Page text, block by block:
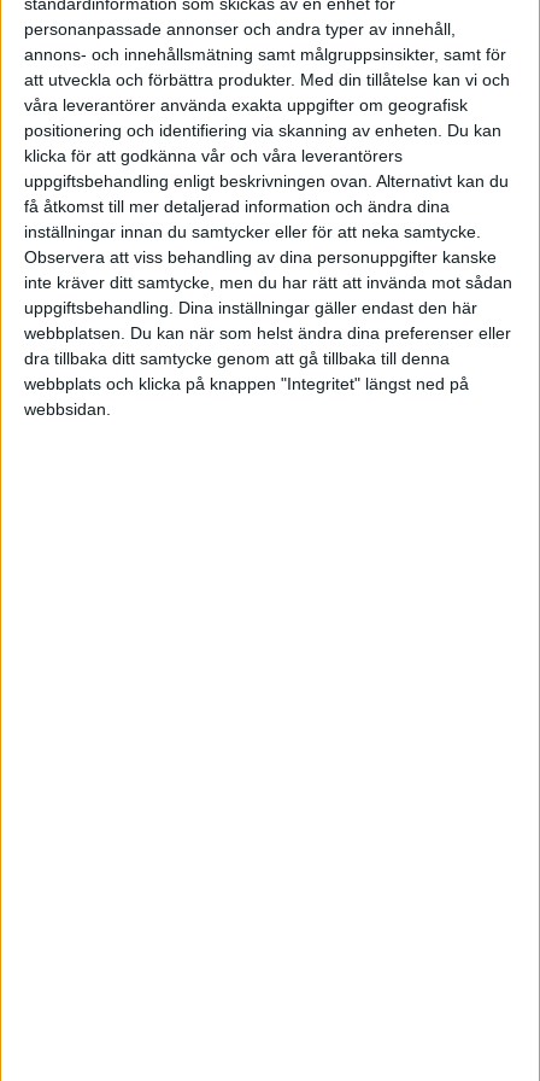
personanpassade annonser och andra typer av innehåll,
annons- och innehållsmätning samt målgruppsinsikter, samt för
att utveckla och förbättra produkter. Med din tillåtelse kan vi och
våra leverantörer använda exakta uppgifter om geografisk
positionering och identifiering via skanning av enheten. Du kan
klicka för att godkänna vår och våra leverantörers
uppgiftsbehandling enligt beskrivningen ovan. Alternativt kan du
få åtkomst till mer detaljerad information och ändra dina
inställningar innan du samtycker eller för att neka samtycke.
Observera att viss behandling av dina personuppgifter kanske
inte kräver ditt samtycke, men du har rätt att invända mot sådan
uppgiftsbehandling. Dina inställningar gäller endast den här
webbplatsen. Du kan när som helst ändra dina preferenser eller
dra tillbaka ditt samtycke genom att gå tillbaka till denna
webbplats och klicka på knappen "Integritet" längst ned på
webbsidan.
Vid upprättandet av kontrollbalansräkningen får du i
vissa fall ta upp tillgångar till högre värden och skulder
och avsättningar till lägre värden än i den ordinarie
redovisningen. Till exempel kan de obeskattade
reserverna ofta helt tillgodoräknas eget kapital. De
värderingsprinciper som du använder vid upprättande
av kontrollbalansräkningen måste självklart vara
förenliga med god redovisningssed.
2. Sammankalla en första
bolagsstämma
(”kontrollstämma”)